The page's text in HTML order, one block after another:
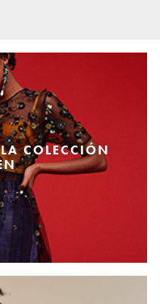
COLECCIÓN